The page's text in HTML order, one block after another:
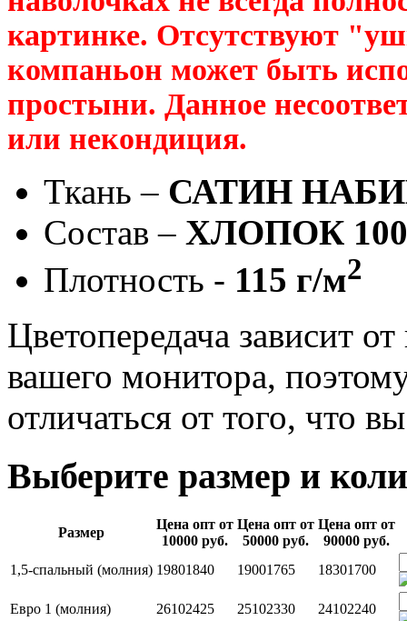
картинке. Отсутствуют
компаньон может быть
простыни. Данное
или некондиция.
Ткань – САТИН
Состав – ХЛОПОК
Плотность - 115 г/м2
Цветопередача зависит
вашего монитора,
отличаться от того, что
Выберите размер и
Размер
Цена опт от
10000 руб.
Цена опт от
50000 руб.
Цена опт от
90000 руб.
1,5-спальный (молния) 19801840 19001765 18301700
Евро 1 (молния) 26102425 25102330 24102240